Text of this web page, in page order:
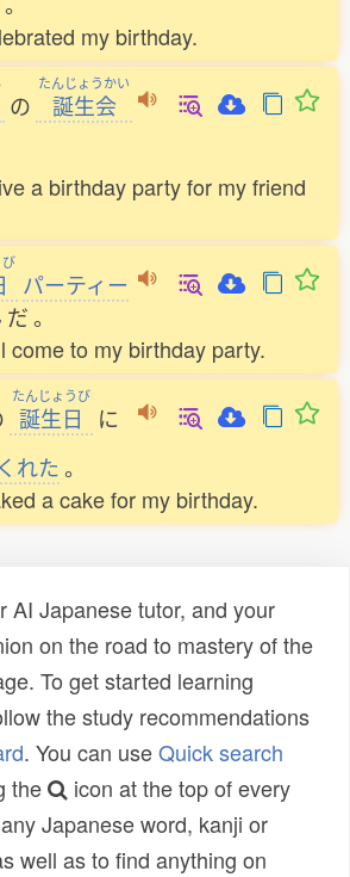
my birthday.
の
たんじょうかい
誕生会
a birthday party for my friend
パーティー
だ。
come to my birthday party.
たんじょうび
誕生日
に
れた。
a cake for my birthday.
AI Japanese tutor, and your
on the road to mastery of the
To get started learning
the study recommendations
. You can useQuick search
the
icon at the top of every
Japanese word, kanji or
well as to find anything on